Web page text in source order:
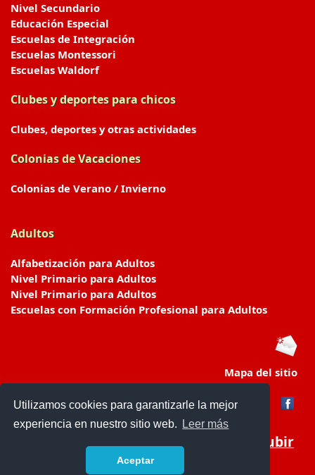
Utilizamos cookies para garantizarle la mejor
experiencia en nuestro sitio web.
Leer más
Aceptar
Nivel Secundario
Educación Especial
Escuelas de Integración
Escuelas Montessori
Escuelas Waldorf
Clubes y deportes para chicos
Clubes, deportes y otras actividades
Colonias de Vacaciones
Colonias de Verano / Invierno
Adultos
Alfabetización para Adultos
Nivel Primario para Adultos
Nivel Primario para Adultos
Escuelas con Formación Profesional para Adultos
Mapa del sitio
Subir